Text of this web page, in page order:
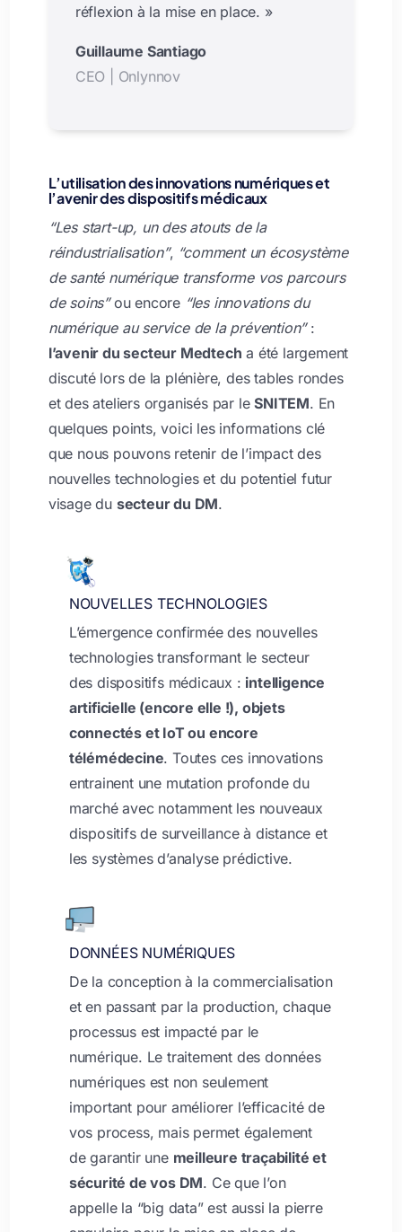
réflexion à la mise en place. »
Guillaume Santiago
CEO | Onlynnov
L’utilisation des innovations numériques et
l’avenir des dispositifs médicaux
“Les start-up, un des atouts de la
réindustrialisation”, “comment un écosystème
de santé numérique transforme vos parcours
de soins”ou encore “les innovations du
numérique au service de la prévention”:
l’avenir du secteur Medtech a été largement
discuté lors de la plénière, des tables rondes
et des ateliers organisés par leSNITEM. En
quelques points, voici les informations clé
que nous pouvons retenir de l’impact des
nouvelles technologies et du potentiel futur
visage du secteur du DM.
NOUVELLES TECHNOLOGIES
L’émergence confirmée des nouvelles
technologies transformant le secteur
des dispositifs médicaux : intelligence
artificielle (encore elle !), objets
connectés et IoT ou encore
télémédecine. Toutes ces innovations
entrainent une mutation profonde du
marché avec notamment les nouveaux
dispositifs de surveillance à distance et
les systèmes d’analyse prédictive.
DONNÉES NUMÉRIQUES
De la conception à la commercialisation
et en passant par la production, chaque
processus est impacté par le
numérique. Le traitement des données
numériques est non seulement
important pour améliorer l’efficacité de
vos process, mais permet également
de garantir une meilleure traçabilité et
sécurité de vos DM. Ce que l’on
appelle la “big data” est aussi la pierre